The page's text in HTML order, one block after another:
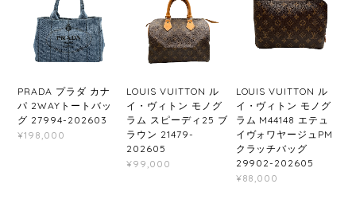
PRADA プラダ カナ
パ 2WAYトートバッ
グ 27994-202603
¥198,000
LOUIS VUITTON ル
イ・ヴィトン モノグ
ラム スピーディ25 ブ
ラウン 21479-
202605
¥99,000
LOUIS VUITTON ル
イ・ヴィトン モノグ
ラム M44148 エテュ
イヴォワヤージュPM
クラッチバッグ
29902-202605
¥88,000